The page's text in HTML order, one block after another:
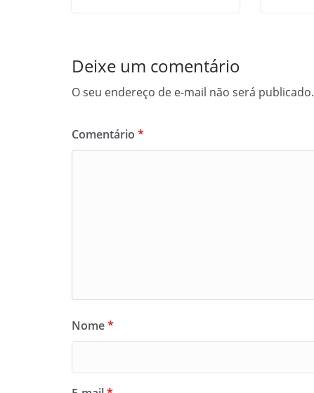
Deixe um comentário
O seu endereço de e-mail não será publicado.
Comentário *
Nome*